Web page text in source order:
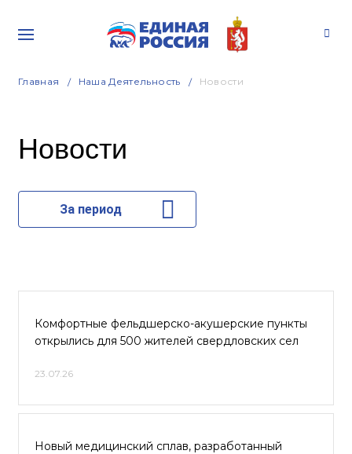
Главная Наша Деятельность Новости
Новости
За период
Комфортные фельдшерско-акушерские пункты
открылись для 500 жителей свердловских сел
23.07.26
Новый медицинский сплав, разработанный